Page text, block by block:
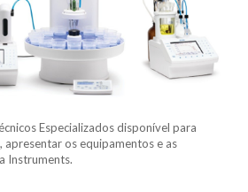
Especializados disponível para
apresentar os equipamentos e as
Instruments.